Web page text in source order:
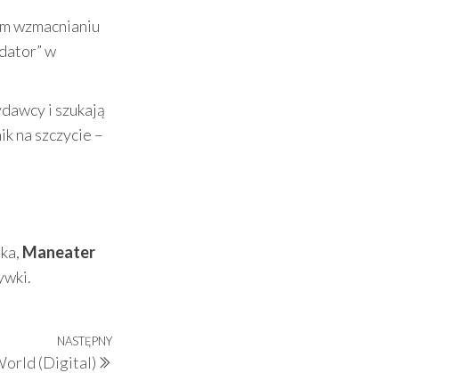
wzmacnianiu
w
i szukają
na szczycie –
Maneater
Następny
NASTĘPNY
(Digital)